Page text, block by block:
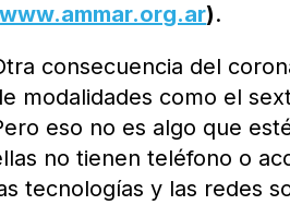
www.ammar.org.ar).
consecuencia del
modalidades como el
eso no es algo que
no tienen teléfono o
tecnologías y las redes